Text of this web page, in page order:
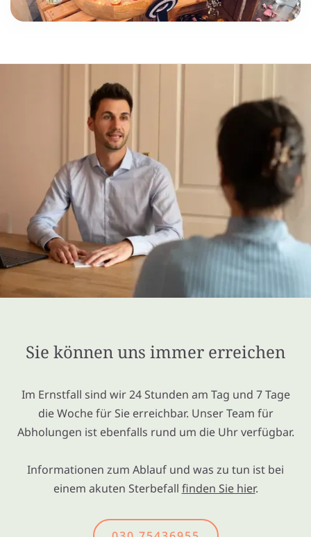
Sie können uns immer erreichen
Im Ernstfall sind wir 24 Stunden am Tag und 7 Tage
die Woche für Sie erreichbar. Unser Team für
Abholungen ist ebenfalls rund um die Uhr verfügbar.
Informationen zum Ablauf und was zu tun ist bei
einem akuten Sterbefall finden Sie hier.